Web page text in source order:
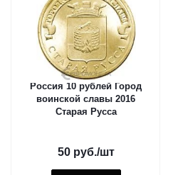
Россия 10 рублей Город
воинской славы 2016
Старая Русса
50руб./шт